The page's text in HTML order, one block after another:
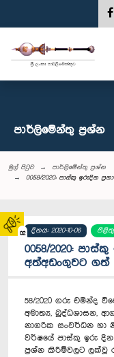
02
පාර්ලි‌මේන්තු‌ ප්‍රශ්න
මුල් පිටුව
පාර්ලි‌මේන්තු‌ ප්‍රශ්න
0058/2020: පාස්කු ඉරුදින
දිනය: 2020-10-06
0058/2020:
අත්අඩංගුවට ගත්
58/2020 ගරු චමින්ද
අමාත්‍ය, බුද්ධශාසන,
නාගරික සංවර්ධන හා
වර්ෂයේ පාස්කු ඉරු දින
ප්‍රශ්න කිරීම්වලට ලක්වූ